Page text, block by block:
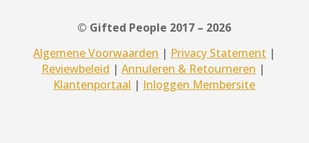
© Gifted People 2017 – 2026
Algemene Voorwaarden | Privacy Statement |
Reviewbeleid | Annuleren & Retourneren |
Klantenportaal | Inloggen Membersite